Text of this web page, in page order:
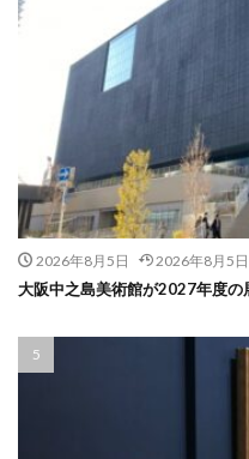
2026年8月5日 2026年8月5日
大阪中之島美術館が2027年度の